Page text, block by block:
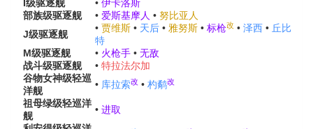
I级驱逐舰 • 伊卡洛斯
部族级驱逐舰 • 爱斯基摩人 • 努比亚人
J级驱逐舰
• 贾维斯 • 天后 • 雅努斯 • 标枪改 • 泽西 • 丘比
特
M级驱逐舰 • 火枪手 • 无敌
战斗级驱逐舰 • 特拉法尔加
谷物女神级轻巡
洋舰
• 库拉索改 • 杓鹬改
祖母绿级轻巡洋
舰
• 进取